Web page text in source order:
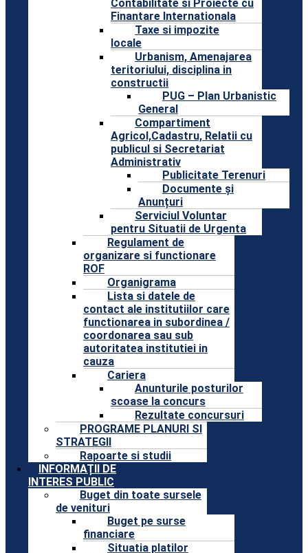
Contabilitate si Proiecte cu
Finantare Internationala
Taxe si impozite
locale
Urbanism, Amenajarea
teritoriului, disciplina in
constructii
PUG – Plan Urbanistic
General
Compartiment
Agricol,Cadastru, Relatii cu
publicul si Secretariat
Administrativ
Publicitate Terenuri
Documente și
Anunțuri
Serviciul Voluntar
pentru Situatii de Urgenta
Regulament de
organizare si functionare
ROF
Organigrama
Lista si datele de
contact ale institutiilor care
functionarea in subordinea /
coordonarea sau sub
autoritatea institutiei in
cauza
Cariera
Anunturile posturilor
scoase la concurs
Rezultate concursuri
PROGRAME PLANURI SI
STRATEGII
Rapoarte si studii
INFORMAȚII DE
INTERES PUBLIC
Buget din toate sursele
de venituri
Buget pe surse
financiare
Situatia platilor